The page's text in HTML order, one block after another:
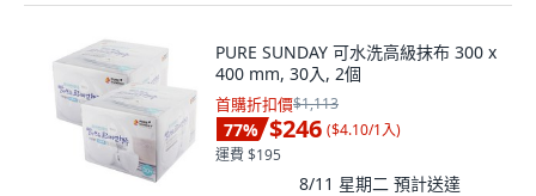
PURE SUNDAY 可水洗高級抹布 300 x
400 mm, 30入, 2個
首購折扣價$1,113
77% $246 ($4.10/1入)
運費 $195
8/11 星期二 預計送達